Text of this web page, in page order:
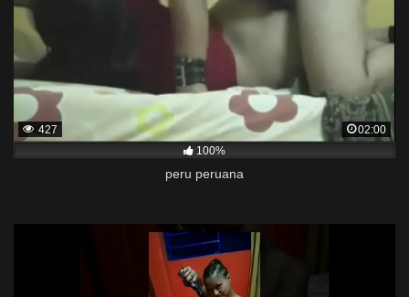
427
02:00
100%
peru peruana